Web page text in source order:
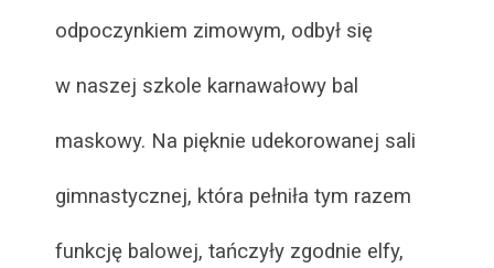
odpoczynkiem zimowym, odbył się
w naszej szkole karnawałowy bal
maskowy. Na pięknie udekorowanej sali
gimnastycznej, która pełniła tym razem
funkcję balowej, tańczyły zgodnie elfy,